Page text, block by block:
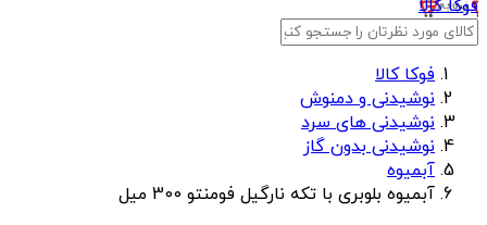
فوکا کالا
فوکا کالا
نوشیدنی و دمنوش
نوشیدنی های سرد
نوشیدنی بدون گاز
آبمیوه
آبمیوه بلوبری با تکه نارگیل فومنتو 300 میل